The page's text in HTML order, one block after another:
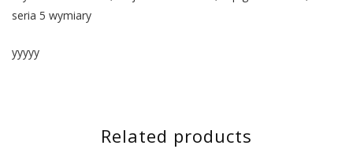
seria 5 wymiary
yyyyy
Related products